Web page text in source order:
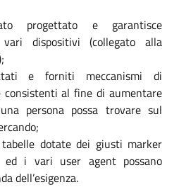
progettato e garantisce
vari dispositivi (collegato alla
e forniti meccanismi di
consistenti al fine di aumentare
persona possa trovare sul
dotate dei giusti marker
i vari user agent possano
dell’esigenza.